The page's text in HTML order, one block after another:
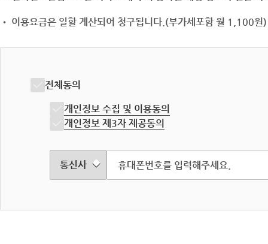
• 이용요금은 일할 계산되어 청구됩니다.(부가세포함 월 1,100원)
전체동의
개인정보 수집 및 이용동의
개인정보 제3자 제공동의